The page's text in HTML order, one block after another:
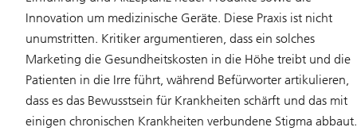
Innovation um medizinische Geräte. Diese Praxis ist nicht
unumstritten. Kritiker argumentieren, dass ein solches
Marketing die Gesundheitskosten in die Höhe treibt und die
Patienten in die Irre führt, während Befürworter artikulieren,
dass es das Bewusstsein für Krankheiten schärft und das mit
einigen chronischen Krankheiten verbundene Stigma abbaut.